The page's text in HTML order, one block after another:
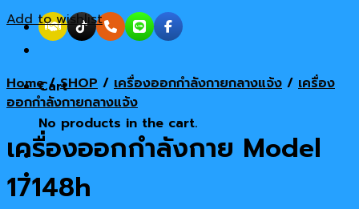
Cart
No products in the cart.
Add to wishlist
Home / SHOP / เครื่องออกกำลังกายกลางแจ้ง / เครื่อง
ออกกำลังกายกลางแจ้ง
เครื่องออกกำลังกาย Model
17148h